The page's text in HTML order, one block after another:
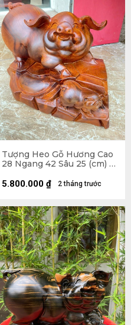
Tượng Heo Gỗ Hương Cao
28 Ngang 42 Sâu 25 (cm) -
2 tháng trước
5.800.000 ₫